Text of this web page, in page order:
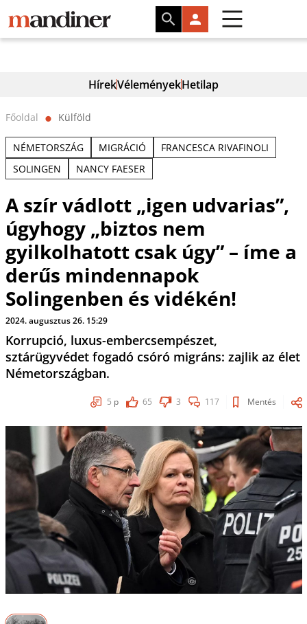
HírekVéleményekHetilap
Főoldal ⬤ Külföld
NÉMETORSZÁG MIGRÁCIÓ
FRANCESCA RIVAFINOLI
SOLINGEN
NANCY FAESER
A szír vádlott „igen udvarias”,
úgyhogy „biztos nem
gyilkolhatott csak úgy” – íme a
derűs mindennapok
Solingenben és vidékén!
2024. augusztus 26. 15:29
Korrupció, luxus-embercsempészet,
sztárügyvédet fogadó csóró migráns: zajlik az élet
Németországban.
5 p 65 3 117 Mentés